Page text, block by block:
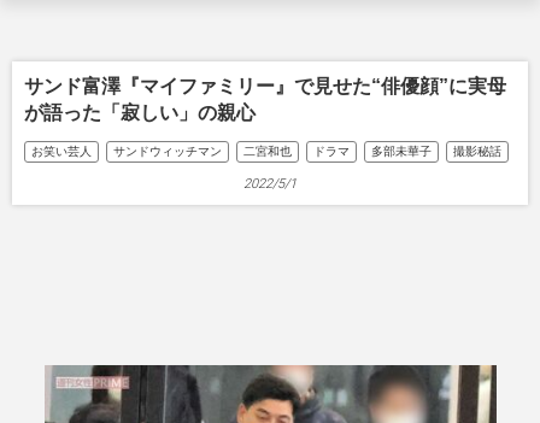
サンド富澤『マイファミリー』で見せた“俳優顔”に実母
が語った「寂しい」の親心
お笑い芸人 サンドウィッチマン 二宮和也 ドラマ 多部未華子 撮影秘話
2022/5/1